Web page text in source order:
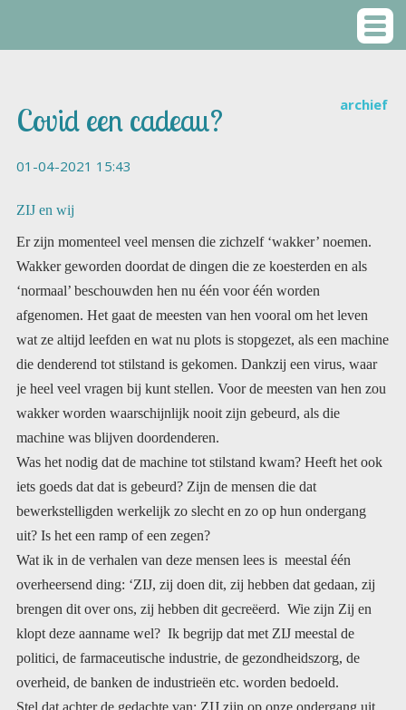
archief
Covid een cadeau?
01-04-2021 15:43
ZIJ en wij
Er zijn momenteel veel mensen die zichzelf ‘wakker’ noemen.
Wakker geworden doordat de dingen die ze koesterden en als
‘normaal’ beschouwden hen nu één voor één worden
afgenomen. Het gaat de meesten van hen vooral om het leven
wat ze altijd leefden en wat nu plots is stopgezet, als een machine
die denderend tot stilstand is gekomen. Dankzij een virus, waar
je heel veel vragen bij kunt stellen. Voor de meesten van hen zou
wakker worden waarschijnlijk nooit zijn gebeurd, als die
machine was blijven doordenderen.
Was het nodig dat de machine tot stilstand kwam? Heeft het ook
iets goeds dat dat is gebeurd? Zijn de mensen die dat
bewerkstelligden werkelijk zo slecht en zo op hun ondergang
uit? Is het een ramp of een zegen?
Wat ik in de verhalen van deze mensen lees is meestal één
overheersend ding: ‘ZIJ, zij doen dit, zij hebben dat gedaan, zij
brengen dit over ons, zij hebben dit gecreëerd. Wie zijn Zij en
klopt deze aanname wel? Ik begrijp dat met ZIJ meestal de
politici, de farmaceutische industrie, de gezondheidszorg, de
overheid, de banken de industrieën etc. worden bedoeld.